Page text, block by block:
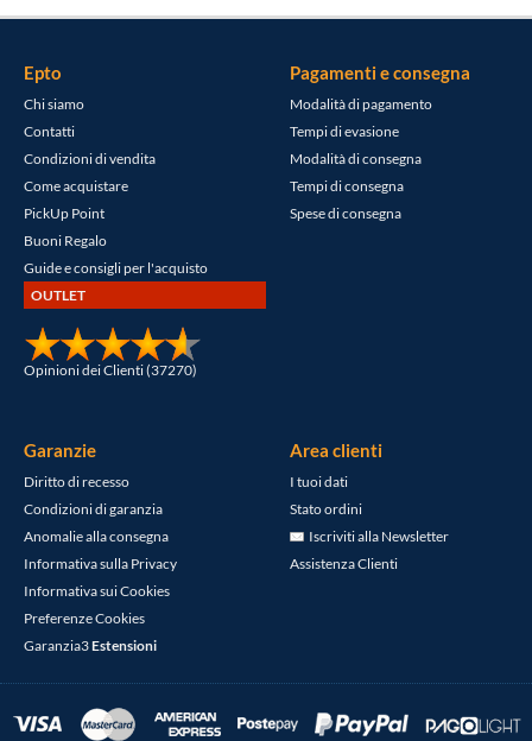
Epto
Chi siamo
Contatti
Condizioni di vendita
Come acquistare
PickUp Point
Buoni Regalo
Guide e consigli per l'acquisto
OUTLET
Opinioni dei Clienti (37270)
Pagamenti e consegna
Modalità di pagamento
Tempi di evasione
Modalità di consegna
Tempi di consegna
Spese di consegna
Garanzie
Diritto di recesso
Condizioni di garanzia
Anomalie alla consegna
Informativa sulla Privacy
Informativa sui Cookies
Preferenze Cookies
Garanzia3Estensioni
Area clienti
I tuoi dati
Stato ordini
Iscriviti alla Newsletter
Assistenza Clienti